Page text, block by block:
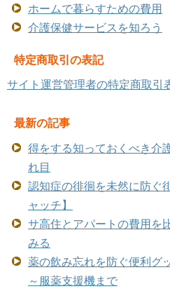
ホームで暮らすための費用
介護保健サービスを知ろう
特定商取引の表記
サイト運営管理者の特定商取引
最新の記事
得をする知っておくべき介
れ目
認知症の徘徊を未然に防ぐ
ャッチ】
サ高住とアパートの費用を
みる
薬の飲み忘れを防ぐ便利グ
～服薬支援機まで